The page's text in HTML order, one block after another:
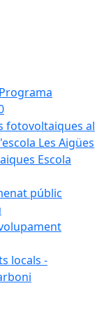
fotovoltaiques al
Les Aigües
Escola
públic
locals -